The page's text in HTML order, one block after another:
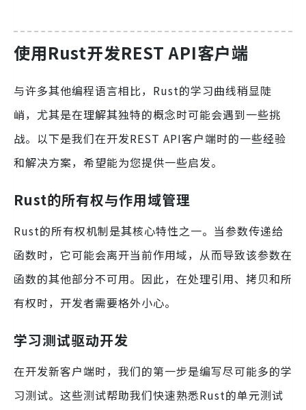
使用Rust开发REST API客户端
与许多其他编程语言相比，Rust的学习曲线稍显陡
峭，尤其是在理解其独特的概念时可能会遇到一些挑
战。以下是我们在开发REST API客户端时的一些经验
和解决方案，希望能为您提供一些启发。
Rust的所有权与作用域管理
Rust的所有权机制是其核心特性之一。当参数传递给
函数时，它可能会离开当前作用域，从而导致该参数在
函数的其他部分不可用。因此，在处理引用、拷贝和所
有权时，开发者需要格外小心。
学习测试驱动开发
在开发新客户端时，我们的第一步是编写尽可能多的学
习测试。这些测试帮助我们快速熟悉Rust的单元测试